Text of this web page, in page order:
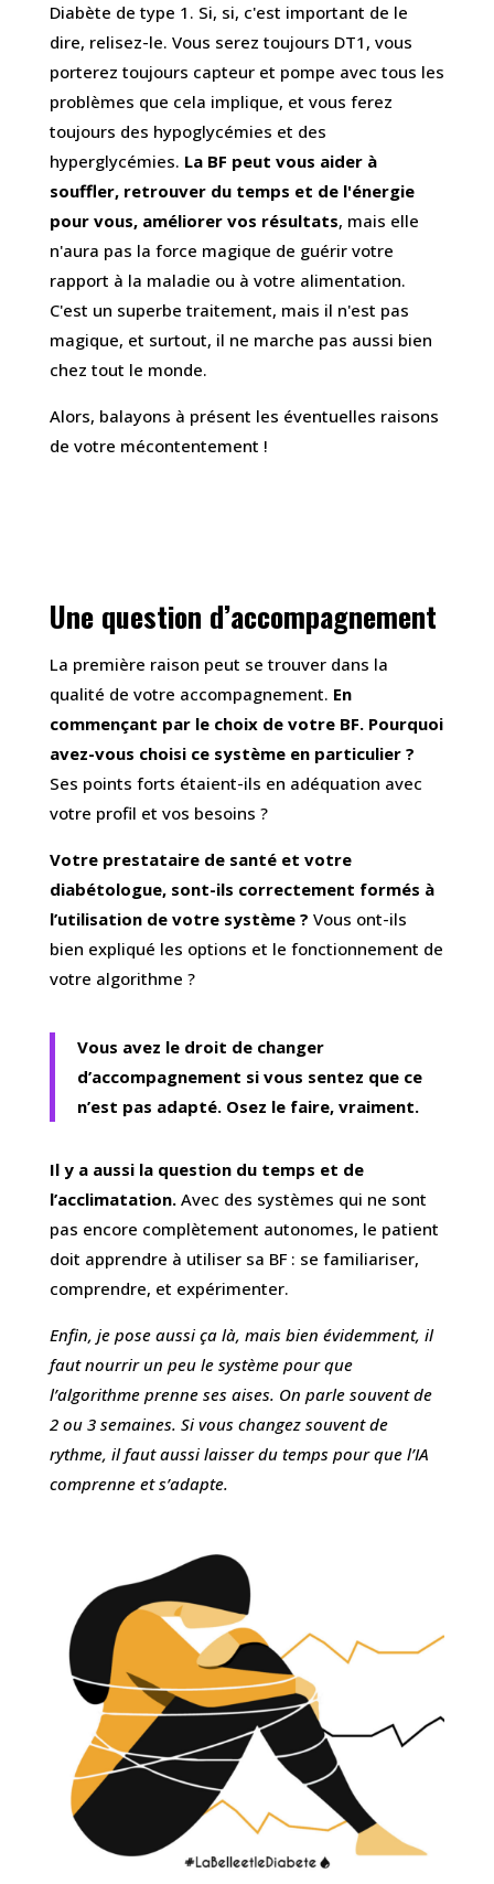
Diabète de type 1. Si, si, c'est important de le
dire, relisez-le. Vous serez toujours DT1, vous
porterez toujours capteur et pompe avec tous les
problèmes que cela implique, et vous ferez
toujours des hypoglycémies et des
hyperglycémies. La BF peut vous aider à
souffler, retrouver du temps et de l'énergie
pour vous, améliorer vos résultats, mais elle
n'aura pas la force magique de guérir votre
rapport à la maladie ou à votre alimentation.
C'est un superbe traitement, mais il n'est pas
magique, et surtout, il ne marche pas aussi bien
chez tout le monde.
Alors, balayons à présent les éventuelles raisons
de votre mécontentement !
Une question d’accompagnement
La première raison peut se trouver dans la
qualité de votre accompagnement. En
commençant par le choix de votre BF. Pourquoi
avez-vous choisi ce système en particulier ?
Ses points forts étaient-ils en adéquation avec
votre profil et vos besoins ?
Votre prestataire de santé et votre
diabétologue, sont-ils correctement formés à
l’utilisation de votre système ? Vous ont-ils
bien expliqué les options et le fonctionnement de
votre algorithme ?
Vous avez le droit de changer
d’accompagnement si vous sentez que ce
n’est pas adapté. Osez le faire, vraiment.
Il y a aussi la question du temps et de
l’acclimatation.Avec des systèmes qui ne sont
pas encore complètement autonomes, le patient
doit apprendre à utiliser sa BF : se familiariser,
comprendre, et expérimenter.
Enfin, je pose aussi ça là, mais bien évidemment, il
faut nourrir un peu le système pour que
l’algorithme prenne ses aises. On parle souvent de
2 ou 3 semaines. Si vous changez souvent de
rythme, il faut aussi laisser du temps pour que l’IA
comprenne et s’adapte.